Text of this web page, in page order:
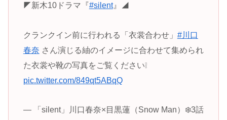
◤新木10ドラマ『#silent』◢
クランクイン前に行われる「衣裳合わせ」 #川口
春奈 さん演じる紬のイメージに合わせて集められ
た衣裳や靴の写真をご覧ください❕
pic.twitter.com/849qt5ABqQ
— 「silent」川口春奈×目黒蓮（Snow Man）❄️3話